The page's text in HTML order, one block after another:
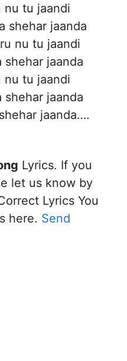
nu tu jaandi
shehar jaanda
nu tu jaandi
shehar jaanda
nu tu jaandi
shehar jaanda
jaanda….
Lyrics. If you
let us know by
Lyrics You
here. Send